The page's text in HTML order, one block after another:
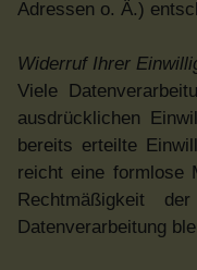
Adressen o. Ä.)
Widerruf Ihrer
Viele
ausdrücklichen
bereits erteilte
reicht eine formlose
Rechtmäßigkeit
Datenverarbeitung